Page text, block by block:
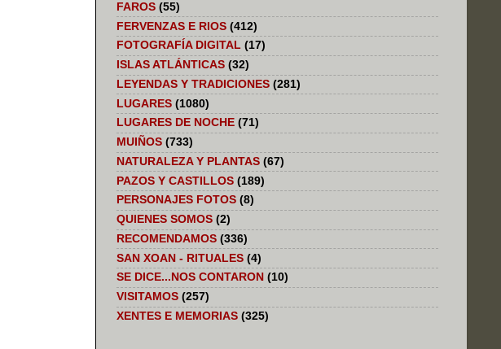
FAROS (55)
FERVENZAS E RIOS (412)
FOTOGRAFÍA DIGITAL (17)
ISLAS ATLÁNTICAS (32)
LEYENDAS Y TRADICIONES (281)
LUGARES (1080)
LUGARES DE NOCHE (71)
MUIÑOS (733)
NATURALEZA Y PLANTAS (67)
PAZOS Y CASTILLOS (189)
PERSONAJES FOTOS (8)
QUIENES SOMOS (2)
RECOMENDAMOS (336)
SAN XOAN - RITUALES (4)
SE DICE...NOS CONTARON (10)
VISITAMOS (257)
XENTES E MEMORIAS (325)